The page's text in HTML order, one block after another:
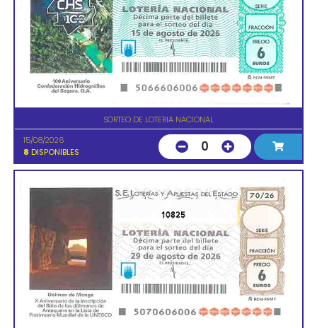
SORTEO DE LOTERIA NACIONAL
15/08/2026
8 DISPONIBLES 0
10825